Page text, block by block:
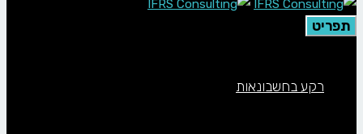
תפריט
רקע בחשבונאות